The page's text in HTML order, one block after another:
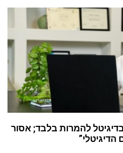
בדיגיטל להמרות בלבד; אסור